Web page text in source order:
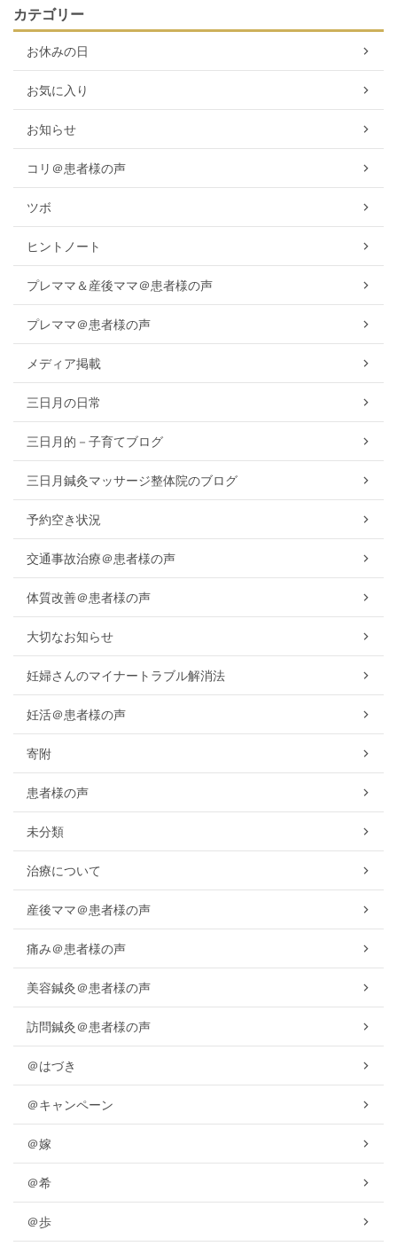
カテゴリー
お休みの日
お気に入り
お知らせ
コリ＠患者様の声
ツボ
ヒントノート
プレママ＆産後ママ＠患者様の声
プレママ＠患者様の声
メディア掲載
三日月の日常
三日月的－子育てブログ
三日月鍼灸マッサージ整体院のブログ
予約空き状況
交通事故治療＠患者様の声
体質改善＠患者様の声
大切なお知らせ
妊婦さんのマイナートラブル解消法
妊活＠患者様の声
寄附
患者様の声
未分類
治療について
産後ママ＠患者様の声
痛み＠患者様の声
美容鍼灸＠患者様の声
訪問鍼灸＠患者様の声
＠はづき
＠キャンペーン
＠嫁
＠希
＠歩